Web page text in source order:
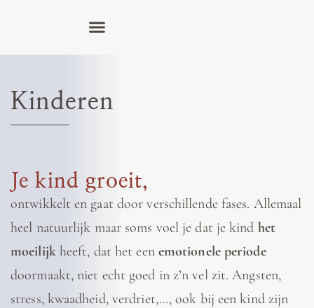
Kinderen
Je kind groeit,
ontwikkelt en gaat door verschillende fases. Allemaal
heel natuurlijk maar soms voel je dat je kind het
moeilijkheeft, dat het een emotionele periode
doormaakt, niet echt goed in z’n vel zit. Angsten,
stress, kwaadheid, verdriet,…, ook bij een kind zijn